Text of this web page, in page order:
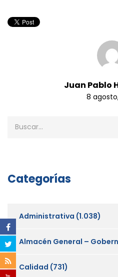
Juan Pablo
8
Categorías
Administrativa (1.038)
Almacén General –
Calidad (731)